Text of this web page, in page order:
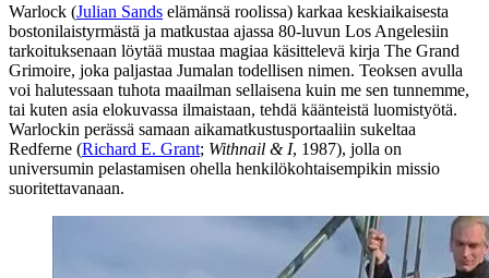
Warlock (Julian Sands elämänsä roolissa) karkaa keskiaikaisesta
bostonilaistyrmästä ja matkustaa ajassa 80‑luvun Los Angelesiin
tarkoituksenaan löytää mustaa magiaa käsittelevä kirja The Grand
Grimoire, joka paljastaa Jumalan todellisen nimen. Teoksen avulla
voi halutessaan tuhota maailman sellaisena kuin me sen tunnemme,
tai kuten asia elokuvassa ilmaistaan, tehdä käänteistä luomistyötä.
Warlockin perässä samaan aikamatkustusportaaliin sukeltaa
Redferne (Richard E. Grant; Withnail & I, 1987), jolla on
universumin pelastamisen ohella henkilökohtaisempikin missio
suoritettavanaan.